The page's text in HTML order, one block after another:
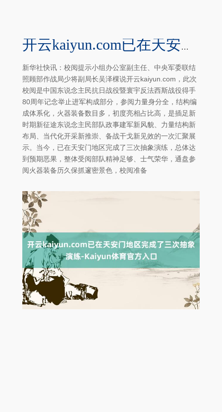
开云kaiyun.com已在天安门地区完成了三次抽象演练-Kaiyun体育官方入口
新华社快讯：校阅提示小组办公室副主任、中央军委联结
照顾部作战局少将副局长吴泽棵说开云kaiyun.com，此次
校阅是中国东说念主民抗日战役暨寰宇反法西斯战役得手
80周年记念举止进军构成部分，参阅力量身分全，结构编
成体系化，火器装备数目多，初度亮相占比高，是插足新
时期新征途东说念主民部队政事建军新风貌、力量结构新
布局、当代化开采新推崇、备战干戈新见效的一次汇聚展
示。当今，已在天安门地区完成了三次抽象演练，总体达
到预期恶果，整体受阅部队精神足够、士气荣华，通盘参
阅火器装备历久保抓邃密景色，校阅准备